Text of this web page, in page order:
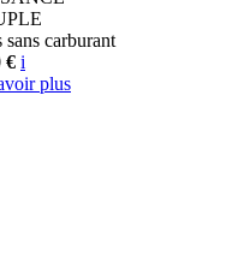
sans carburant
€ i
plus